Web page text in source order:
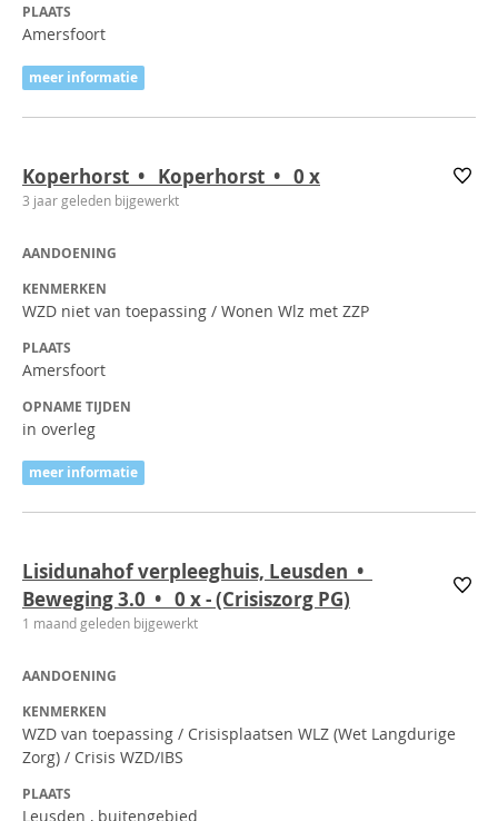
PLAATS
Amersfoort
meer informatie
Koperhorst • Koperhorst • 0 x
3 jaar geleden bijgewerkt
AANDOENING
KENMERKEN
WZD niet van toepassing / Wonen Wlz met ZZP
PLAATS
Amersfoort
OPNAME TIJDEN
in overleg
meer informatie
Lisidunahof verpleeghuis, Leusden •
Beweging 3.0 • 0 x- (Crisiszorg PG)
1 maand geleden bijgewerkt
AANDOENING
KENMERKEN
WZD van toepassing / Crisisplaatsen WLZ (Wet Langdurige
Zorg) / Crisis WZD/IBS
PLAATS
Leusden , buitengebied